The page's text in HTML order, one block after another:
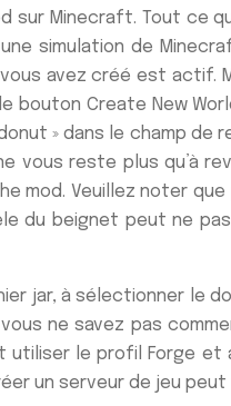
Minecraft. Tout ce
simulation de
avez créé est actif.
Create New
» dans le champ
reste plus qu’à
mod. Veuillez noter
du beignet peut ne
jar, à sélectionner le
ne savez pas
le profil Forge et
un serveur de jeu